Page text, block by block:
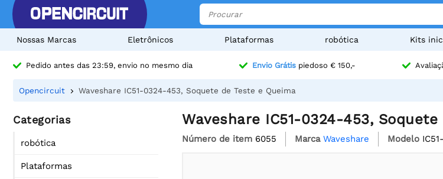
Nossas Marcas Eletrônicos Plataformas robótica Kits
Pedido antes das 23:59, envio no mesmo dia Envio Grátispiedoso € 150,-
Opencircuit Waveshare IC51-0324-453, Soquete de Teste e Queima
Categorias
robótica
Plataformas
Waveshare IC51-0324-453,
Número de item 6055 Marca Waveshare Modelo